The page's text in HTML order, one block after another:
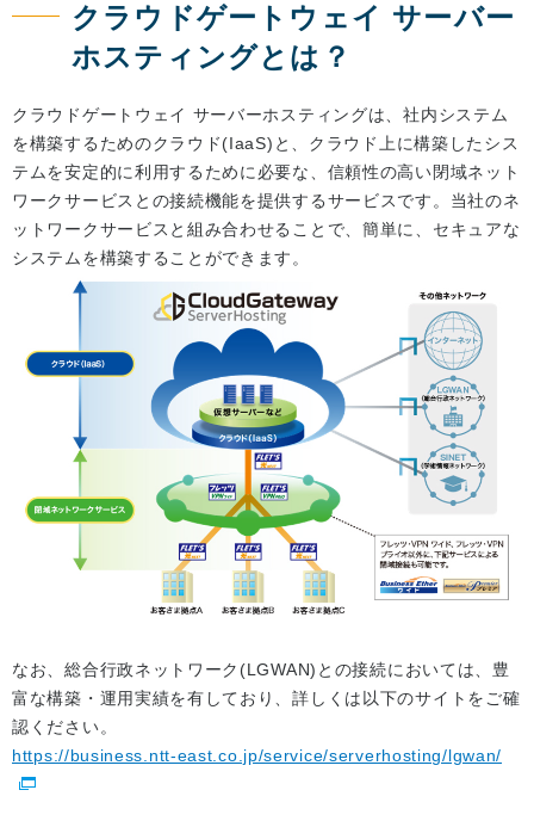
クラウドゲートウェイ サーバー
ホスティングとは？
クラウドゲートウェイ サーバーホスティングは、社内システム
を構築するためのクラウド(IaaS)と、クラウド上に構築したシス
テムを安定的に利用するために必要な、信頼性の高い閉域ネット
ワークサービスとの接続機能を提供するサービスです。当社のネ
ットワークサービスと組み合わせることで、簡単に、セキュアな
システムを構築することができます。
なお、総合行政ネットワーク(LGWAN)との接続においては、豊
富な構築・運用実績を有しており、詳しくは以下のサイトをご確
認ください。
https://business.ntt-east.co.jp/service/serverhosting/lgwan/